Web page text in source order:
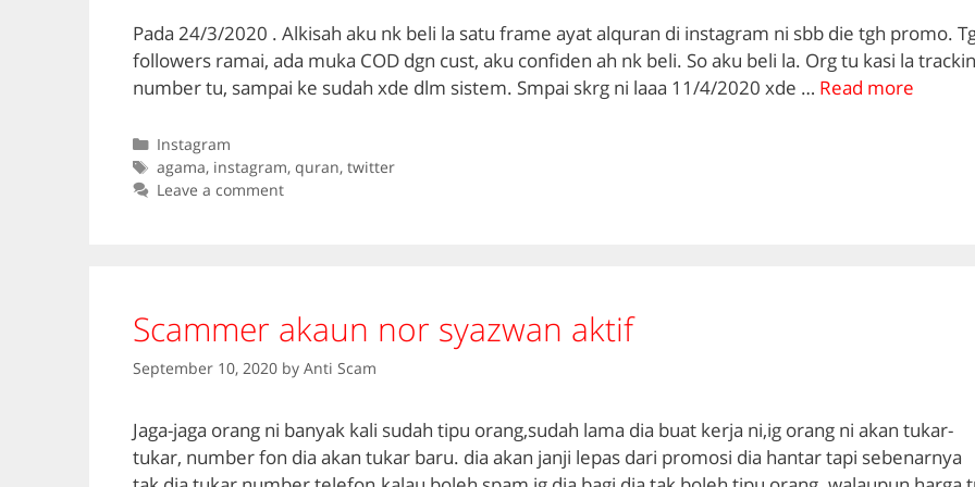
Pada 24/3/2020 . Alkisah aku nk beli la satu frame ayat alquran di instagram ni sbb die tgh promo.
followers ramai, ada muka COD dgn cust, aku confiden ah nk beli. So aku beli la. Org tu kasi la
number tu, sampai ke sudah xde dlm sistem. Smpai skrg ni laaa 11/4/2020 xde … Read more
Categories
Instagram
Tags
agama, instagram, quran, twitter
Leave a comment
Scammer akaun nor syazwan aktif
September 10, 2020 by Anti Scam
Jaga-jaga orang ni banyak kali sudah tipu orang,sudah lama dia buat kerja ni,ig orang ni akan tukar-
tukar, number fon dia akan tukar baru. dia akan janji lepas dari promosi dia hantar tapi sebenarnya